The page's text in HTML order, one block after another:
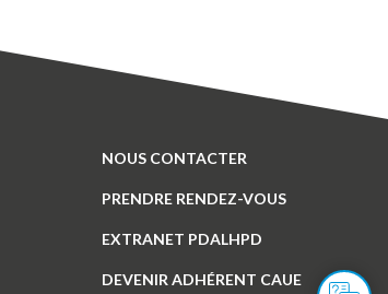
NOUS CONTACTER
PRENDRE RENDEZ-VOUS
EXTRANET PDALHPD
DEVENIR ADHÉRENT CAUE